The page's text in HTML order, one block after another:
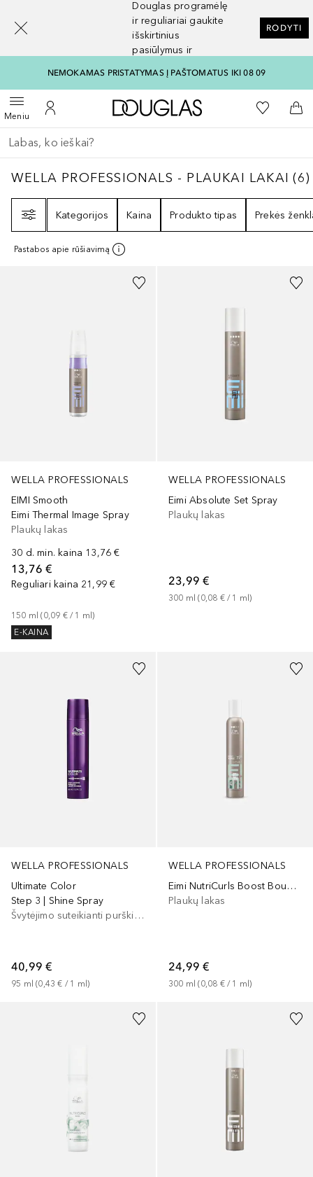
Douglas programėlę
ir reguliariai gaukite
išskirtinius
pasiūlymus ir
RODYTI
NEMOKAMAS PRISTATYMAS Į PAŠTOMATUS IKI 08 09
MeniuAtidaryti meniuĮ mano paskyrą
Į Douglas pagrindinį
Į mano
Į
Grįžk atgal
Vykdykite paiešką
WELLA PROFESSIONALS - PLAUKAI LAKAI6
WELLA PROFESSIONALS - PLAUKAI LAKAI (6)
Kategorijos
Kaina Produkto tipas Prekės
Pastabos apie rūšiavimą
WELLA PROFESSIONALS
EIMI Smooth
Eimi Thermal Image Spray
Plaukų lakas
30 d. min. kaina 13,76 €
13,76 €
Reguliari kaina 21,99 €
150 ml (0,09 € / 1 ml)
E-KAINA
WELLA PROFESSIONALS
Eimi Absolute Set Spray
Plaukų lakas
23,99 €
300 ml (0,08 € / 1 ml)
WELLA PROFESSIONALS
Ultimate Color
Step 3 | Shine Spray
Švytėjimo suteikianti purškiama priemonė
40,99 €
95 ml (0,43 € / 1 ml)
WELLA PROFESSIONALS
Eimi NutriCurls Boost Bounce 72H Curl Enhancing Mousse
Plaukų lakas
24,99 €
300 ml (0,08 € / 1 ml)
[navigation.slideout.screenreader]